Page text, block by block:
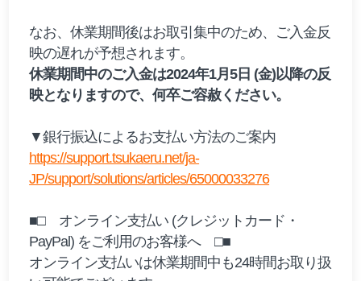
なお、休業期間後はお取引集中のため、ご入金反
映の遅れが予想されます。
休業期間中のご入金は2024年1月5日 (金)以降の反
映となりますので、何卒ご容赦ください。
▼銀行振込によるお支払い方法のご案内
https://support.tsukaeru.net/ja-
JP/support/solutions/articles/65000033276
■□ オンライン支払い (クレジットカード・
PayPal) をご利用のお客様へ □■
オンライン支払いは休業期間中も24時間お取り扱